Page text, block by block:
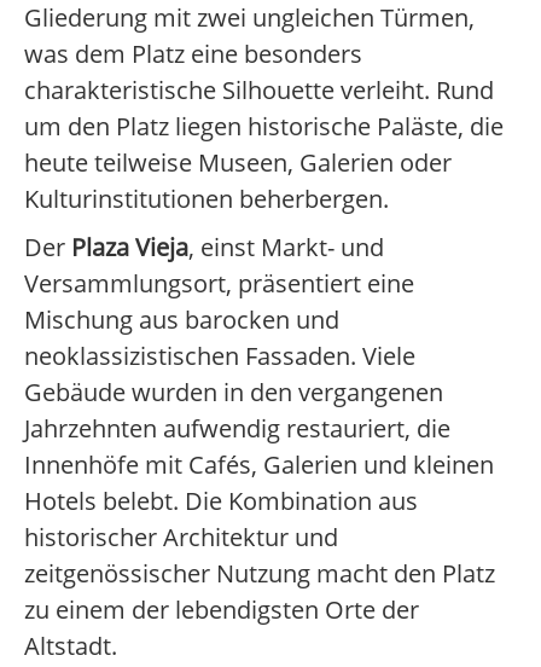
Gliederung mit zwei ungleichen Türmen,
was dem Platz eine besonders
charakteristische Silhouette verleiht. Rund
um den Platz liegen historische Paläste, die
heute teilweise Museen, Galerien oder
Kulturinstitutionen beherbergen.
Der Plaza Vieja, einst Markt- und
Versammlungsort, präsentiert eine
Mischung aus barocken und
neoklassizistischen Fassaden. Viele
Gebäude wurden in den vergangenen
Jahrzehnten aufwendig restauriert, die
Innenhöfe mit Cafés, Galerien und kleinen
Hotels belebt. Die Kombination aus
historischer Architektur und
zeitgenössischer Nutzung macht den Platz
zu einem der lebendigsten Orte der
Altstadt.